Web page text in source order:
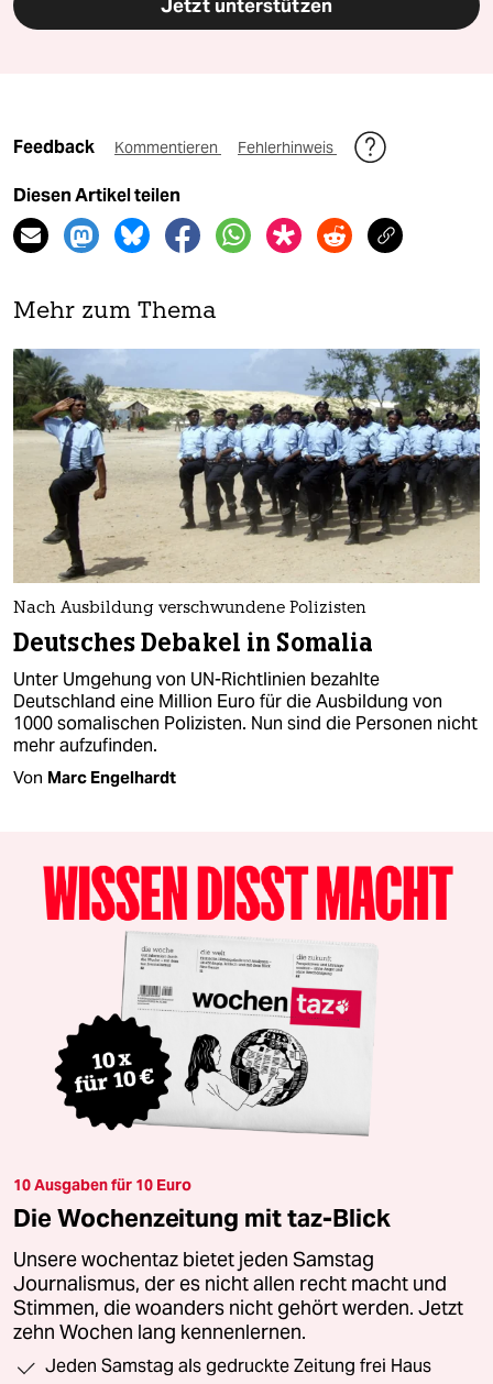
Jetzt unterstützen
Feedback Kommentieren Fehlerhinweis
Diesen Artikel teilen
Mehr zum Thema
Nach Ausbildung verschwundene Polizisten
Deutsches Debakel in Somalia
Unter Umgehung von UN-Richtlinien bezahlte
Deutschland eine Million Euro für die Ausbildung von
1000 somalischen Polizisten. Nun sind die Personen nicht
mehr aufzufinden.
Von Marc Engelhardt
10 Ausgaben für 10 Euro
Die Wochenzeitung mit taz-Blick
Unsere wochentaz bietet jeden Samstag
Journalismus, der es nicht allen recht macht und
Stimmen, die woanders nicht gehört werden. Jetzt
zehn Wochen lang kennenlernen.
Jeden Samstag als gedruckte Zeitung frei Haus